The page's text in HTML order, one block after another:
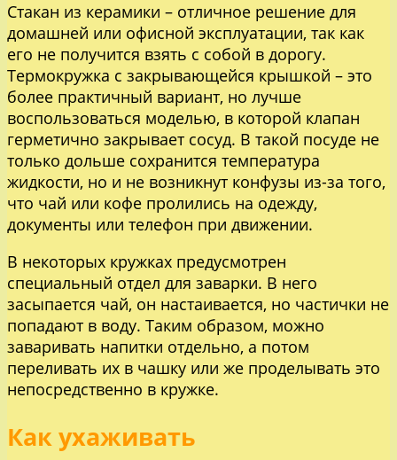
Стакан из керамики – отличное решение для
домашней или офисной эксплуатации, так как
его не получится взять с собой в дорогу.
Термокружка с закрывающейся крышкой – это
более практичный вариант, но лучше
воспользоваться моделью, в которой клапан
герметично закрывает сосуд. В такой посуде не
только дольше сохранится температура
жидкости, но и не возникнут конфузы из-за того,
что чай или кофе пролились на одежду,
документы или телефон при движении.
В некоторых кружках предусмотрен
специальный отдел для заварки. В него
засыпается чай, он настаивается, но частички не
попадают в воду. Таким образом, можно
заваривать напитки отдельно, а потом
переливать их в чашку или же проделывать это
непосредственно в кружке.
Как ухаживать